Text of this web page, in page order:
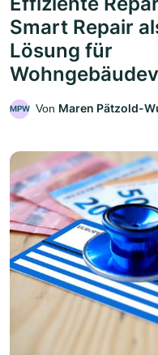
Smart Repair
Lösung für
MPW Von Maren Pätzold-